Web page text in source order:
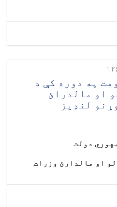
په دوره کې د
او مالدرائ
لنډیز
دولت
او مالدارئ وزرات